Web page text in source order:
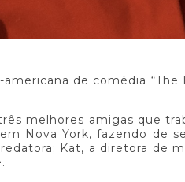
de comédia
melhores amigas que
Nova York, fazendo de
Kat, a diretora de